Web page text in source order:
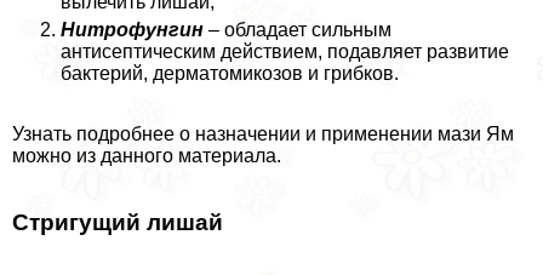
Нитрофунгин – обладает сильным
антисептическим действием, подавляет развитие
бактерий, дерматомикозов и грибков.
Узнать подробнее о назначении и применении мази Ям
можно из данного материала.
Стригущий лишай